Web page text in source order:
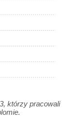
którzy pracowali